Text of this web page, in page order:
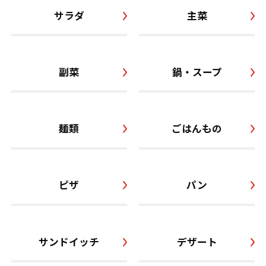
サラダ 主菜
副菜 鍋・スープ
麺類 ごはんもの
ピザ パン
サンドイッチ デザート